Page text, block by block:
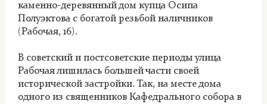
каменно-деревянный дом купца Осипа
Полуэктова с богатой резьбой наличников
(Рабочая, 16).
В советский и постсоветские периоды улица
Рабочая лишилась большей части своей
исторической застройки. Так, на месте дома
одного из священников Кафедрального собора в